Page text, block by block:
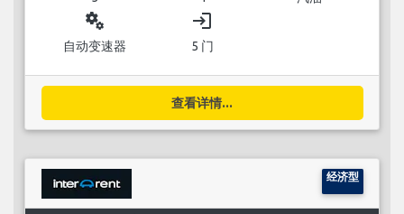
miscellaneous_services
自动变速器
login
5 门
查看详情...
经济型